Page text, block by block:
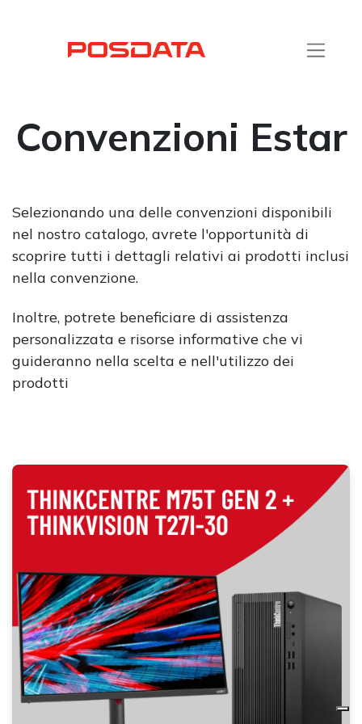
Convenzioni Estar
Selezionando una delle convenzioni disponibili
nel nostro catalogo, avrete l'opportunità di
scoprire tutti i dettagli relativi ai prodotti inclusi
nella convenzione.
Inoltre, potrete beneficiare di assistenza
personalizzata e risorse informative che vi
guideranno nella scelta e nell'utilizzo dei
prodotti